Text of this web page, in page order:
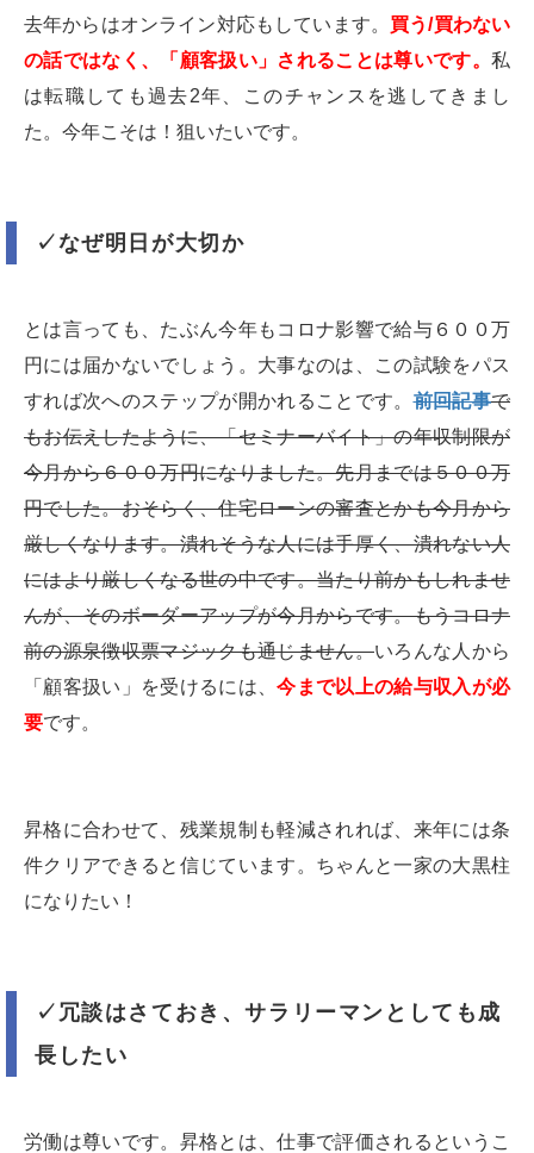
去年からはオンライン対応もしています。 買う/買わない
の話ではなく、「顧客扱い」されることは尊いです。 私
は転職しても過去2年、このチャンスを逃してきまし
た。今年こそは！狙いたいです。
✓なぜ明日が大切か
とは言っても、たぶん今年もコロナ影響で給与６００万
円には届かないでしょう。大事なのは、この試験をパス
すれば次へのステップが開かれることです。前回記事で
もお伝えしたように、「セミナーバイト」の年収制限が
今月から６００万円になりました。先月までは５００万
円でした。おそらく、住宅ローンの審査とかも今月から
厳しくなります。潰れそうな人には手厚く、潰れない人
にはより厳しくなる世の中です。当たり前かもしれませ
んが、そのボーダーアップが今月からです。もうコロナ
前の源泉徴収票マジックも通じません。いろんな人から
「顧客扱い」を受けるには、今まで以上の給与収入が必
要です。
昇格に合わせて、残業規制も軽減されれば、来年には条
件クリアできると信じています。ちゃんと一家の大黒柱
になりたい！
✓冗談はさておき、サラリーマンとしても成
長したい
労働は尊いです。昇格とは、仕事で評価されるというこ